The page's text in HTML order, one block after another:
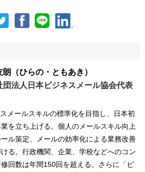
朗
（ひらの・ともあき）
団法人日本ビジネスメール協会代表
メールスキルの標準化を目指し、日本初
を立ち上げる。個人のメールスキル向上
ル策定、メールの効率化による業務改善
る。行政機関、企業、学校などへのコン
回数は年間150回を超える。さらに「ビ